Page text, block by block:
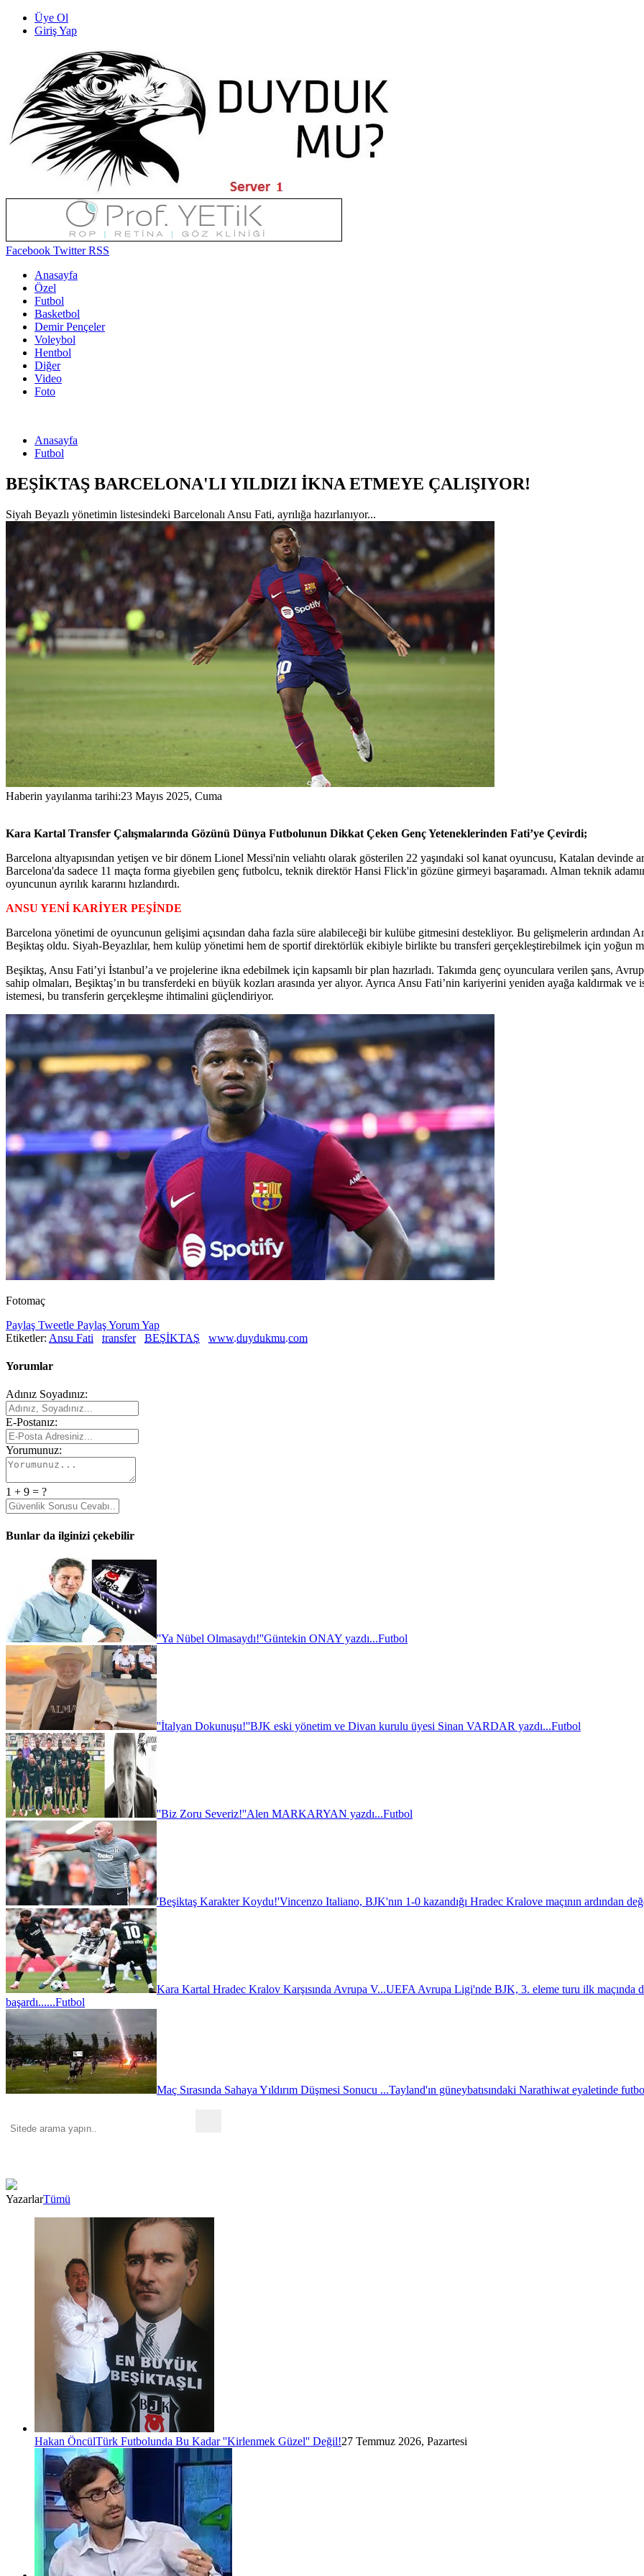
Üye Ol
Giriş Yap
Facebook TwitterRSS
Anasayfa
Özel
Futbol
Basketbol
Demir Pençeler
Voleybol
Hentbol
Diğer
Video
Foto
Anasayfa
Futbol
BEŞİKTAŞ BARCELONA'LI YILDIZI İKNA ETMEYE ÇALIŞIYOR!
Siyah Beyazlı yönetimin listesindeki Barcelonalı Ansu Fati, ayrılığa hazırlanıyor...
Haberin yayılanma tarihi:23 Mayıs 2025, Cuma
Kara Kartal Transfer Çalışmalarında Gözünü Dünya Futbolunun Dikkat Çeken Genç Yeteneklerinden Fati’ye Çevirdi;
Barcelona altyapısından yetişen ve bir dönem Lionel Messi'nin veliahtı olarak gösterilen 22 yaşındaki sol kanat oyuncusu, Katalan devinde
Barcelona'da sadece 11 maçta forma giyebilen genç futbolcu, teknik direktör Hansi Flick'in gözüne girmeyi başaramadı. Alman teknik
oyuncunun ayrılık kararını hızlandırdı.
ANSU YENİ KARİYER PEŞİNDE
Barcelona yönetimi de oyuncunun gelişimi açısından daha fazla süre alabileceği bir kulübe gitmesini destekliyor. Bu gelişmelerin ardından
Beşiktaş oldu. Siyah-Beyazlılar, hem kulüp yönetimi hem de sportif direktörlük ekibiyle birlikte bu transferi gerçekleştirebilmek için yoğun
Beşiktaş, Ansu Fati’yi İstanbul’a ve projelerine ikna edebilmek için kapsamlı bir plan hazırladı. Takımda genç oyunculara verilen şans,
sahip olmaları, Beşiktaş’ın bu transferdeki en büyük kozları arasında yer alıyor. Ayrıca Ansu Fati’nin kariyerini yeniden ayağa kaldırmak
istemesi, bu transferin gerçekleşme ihtimalini güçlendiriyor.
Fotomaç
Paylaş Tweetle PaylaşYorum Yap
Etiketler: Ansu Fati transfer BEŞİKTAŞ www.duydukmu.com
Yorumlar
Adınız Soyadınız:
E-Postanız:
Yorumunuz:
1 + 9 = ?
Bunlar da ilginizi çekebilir
''Ya Nübel Olmasaydı!''Güntekin ONAY yazdı...Futbol
''İtalyan Dokunuşu!''BJK eski yönetim ve Divan kurulu üyesi Sinan VARDAR yazdı...Futbol
''Biz Zoru Severiz!''Alen MARKARYAN yazdı...Futbol
'Beşiktaş Karakter Koydu!'Vincenzo Italiano, BJK'nın 1-0 kazandığı Hradec Kralove maçının ardından
Kara Kartal Hradec Kralov Karşısında Avrupa V...UEFA Avrupa Ligi'nde BJK, 3. eleme turu ilk maçında
başardı......Futbol
Maç Sırasında Sahaya Yıldırım Düşmesi Sonucu ...Tayland'ın güneybatısındaki Narathiwat eyaletinde
YazarlarTümü
Hakan ÖncülTürk Futbolunda Bu Kadar ''Kirlenmek Güzel'' Değil!27 Temmuz 2026, Pazartesi